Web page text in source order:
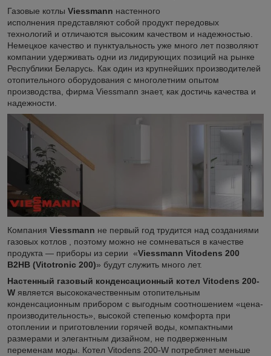
Газовые котлы Viessmann настенного
исполнения представляют собой продукт передовых
технологий и отличаются высоким качеством и надежностью.
Немецкое качество и пунктуальность уже много лет позволяют
компании удерживать одни из лидирующих позиций на рынке
Республики Беларусь. Как один из крупнейших производителей
отопительного оборудования с многолетним опытом
производства, фирма Viessmann знает, как достичь качества и
надежности.
Компания Viessmann не первый год трудится над созданиями
газовых котлов , поэтому можно не сомневаться в качестве
продукта — приборы из серии «Viessmann Vitodens 200
B2HB (Vitotronic 200)» будут служить много лет.
Настенный газовый конденсационный котел Vitodens 200-
W является высококачественным отопительным
конденсационным прибором с выгодным соотношением «цена-
производительность», высокой степенью комфорта при
отоплении и приготовлении горячей воды, компактными
размерами и элегантным дизайном, не подверженным
переменам моды. Котел Vitodens 200-W потребляет меньше